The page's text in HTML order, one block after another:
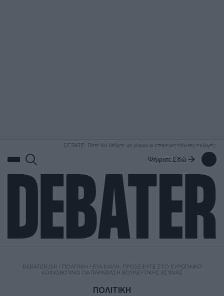
DEBATE: Πότε θα θέλατε να γίνουν οι επόμενες εθνικές εκλογές;
Ψήφισε Εδώ
DEBATER.GR / ΠΟΛΙΤΙΚΗ / ΕΎΑ ΚΑΪΛΉ: ΠΡΟΣΈΦΥΓΕ ΣΤΟ ΕΥΡΩΠΑΪΚΌ
ΚΟΙΝΟΒΟΎΛΙΟ ΓΙΑ ΠΑΡΑΒΊΑΣΗ ΒΟΥΛΕΥΤΙΚΉΣ ΑΣΥΛΊΑΣ
ΠΟΛΙΤΙΚΗ